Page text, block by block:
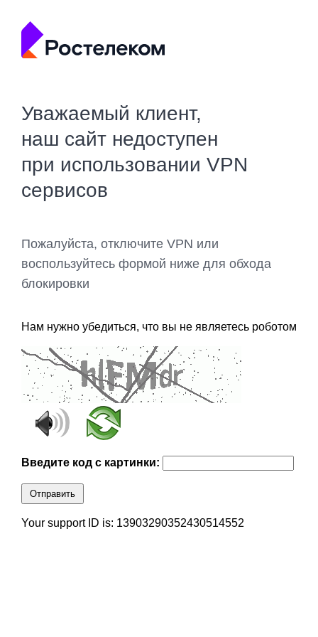
Уважаемый клиент,
наш сайт недоступен
при использовании VPN
сервисов
Пожалуйста, отключите VPN или
воспользуйтесь формой ниже для обхода
блокировки
Нам нужно убедиться, что вы не являетесь роботом
Введите код с картинки:
Отправить
Your support ID is: 13903290352430514552